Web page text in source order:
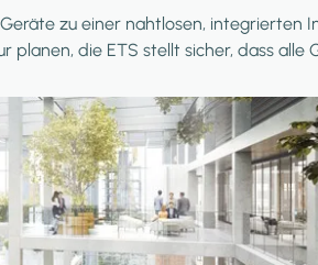
zu einer nahtlosen,
planen, die ETS stellt sicher, dass